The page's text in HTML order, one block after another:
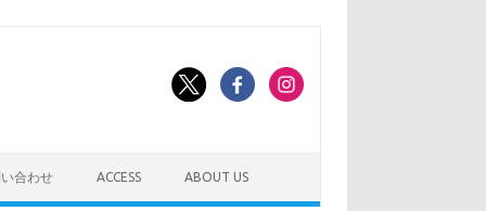
合わせ ACCESS ABOUT US